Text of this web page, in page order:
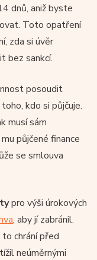
dnů, aniž byste
Toto opatření
zda si úvěr
bez sankcí.
posoudit
kdo si půjčuje.
musí sám
půjčené finance
se smlouva
pro výši úrokových
, aby jí zabránil.
chrání před
neúměrnými